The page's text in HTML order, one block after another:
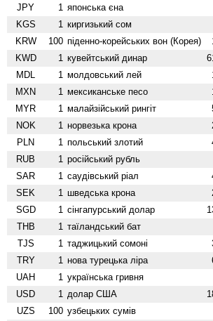
JPY 1 японська єна
KGS 1 киргизький сом
KRW 100 піденно-корейських вон (Корея)
KWD 1 кувейтський динар
MDL 1 молдовський лей
MXN 1 мексиканське песо
MYR 1 малайзійський рингіт
NOK 1 норвезька крона
PLN 1 польський злотий
RUB 1 російський рубль
SAR 1 саудівський ріал
SEK 1 шведська крона
SGD 1 сінгапурський долар
THB 1 таїландський бат
TJS 1 таджицький сомоні
TRY 1 нова турецька ліра
UAH 1 українська гривня
USD 1 долар США
UZS 100 узбецьких сумів